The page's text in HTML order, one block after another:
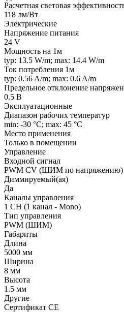
Расчетная световая
118 лм/Вт
Электрические
Напряжение питания
24 V
Мощность на 1м
typ: 13.5 W/m; max: 14.4 W/m
Ток потребления 1м
typ: 0.56 A/m; max: 0.6 A/m
Предельное отклонение
0.5 В
Эксплуатационные
Диапазон рабочих температур
min: -30 °C; max: 45 °C
Место применения
Только в помещении
Управление
Входной сигнал
PWM СV (ШИМ по напряжению)
Диммируемый(ая)
Да
Каналы управления
1 CH (1 канал - Mono)
Тип управления
PWM (ШИМ)
Габариты
Длина
5000 мм
Ширина
8 мм
Высота
1.5 мм
Другие
Сертификат CE